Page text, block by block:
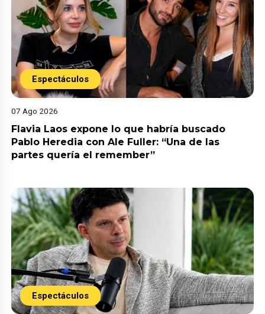
Espectáculos
07 Ago 2026
Flavia Laos expone lo que habría buscado
Pablo Heredia con Ale Fuller: “Una de las
partes quería el remember”
Espectáculos